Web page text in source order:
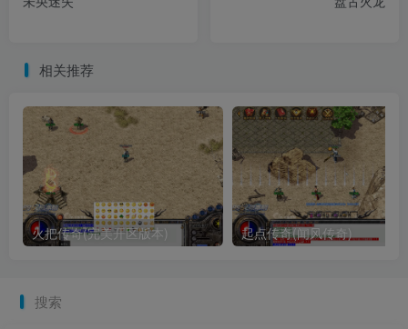
相关推荐
火把传奇(完美开区版本) 起点传奇(闻风传奇)
搜索